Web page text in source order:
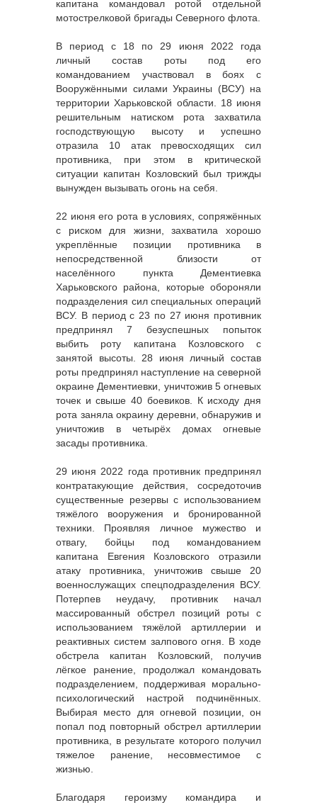
капитана командовал ротой отдельной
мотострелковой бригады Северного флота.
В период с 18 по 29 июня 2022 года
личный состав роты под его
командованием участвовал в боях с
Вооружёнными силами Украины (ВСУ) на
территории Харьковской области. 18 июня
решительным натиском рота захватила
господствующую высоту и успешно
отразила 10 атак превосходящих сил
противника, при этом в критической
ситуации капитан Козловский был трижды
вынужден вызывать огонь на себя.
22 июня его рота в условиях, сопряжённых
с риском для жизни, захватила хорошо
укреплённые позиции противника в
непосредственной близости от
населённого пункта Дементиевка
Харьковского района, которые обороняли
подразделения сил специальных операций
ВСУ. В период с 23 по 27 июня противник
предпринял 7 безуспешных попыток
выбить роту капитана Козловского с
занятой высоты. 28 июня личный состав
роты предпринял наступление на северной
окраине Дементиевки, уничтожив 5 огневых
точек и свыше 40 боевиков. К исходу дня
рота заняла окраину деревни, обнаружив и
уничтожив в четырёх домах огневые
засады противника.
29 июня 2022 года противник предпринял
контратакующие действия, сосредоточив
существенные резервы с использованием
тяжёлого вооружения и бронированной
техники. Проявляя личное мужество и
отвагу, бойцы под командованием
капитана Евгения Козловского отразили
атаку противника, уничтожив свыше 20
военнослужащих спецподразделения ВСУ.
Потерпев неудачу, противник начал
массированный обстрел позиций роты с
использованием тяжёлой артиллерии и
реактивных систем залпового огня. В ходе
обстрела капитан Козловский, получив
лёгкое ранение, продолжал командовать
подразделением, поддерживая морально-
психологический настрой подчинённых.
Выбирая место для огневой позиции, он
попал под повторный обстрел артиллерии
противника, в результате которого получил
тяжелое ранение, несовместимое с
жизнью.
Благодаря героизму командира и